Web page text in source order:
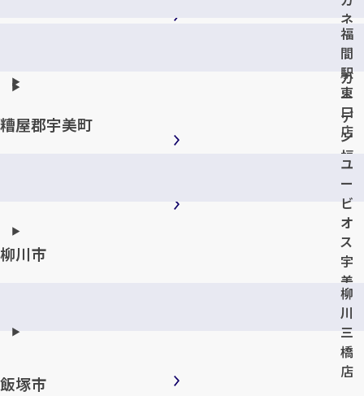
店
ネ
ッ
ト
ガ
ー
デ
ン
福
津
店
福
間
駅
東
口
店
糟屋郡宇美町
ユ
ー
ビ
オ
ス
宇
美
店
柳川市
柳
川
三
橋
店
飯塚市